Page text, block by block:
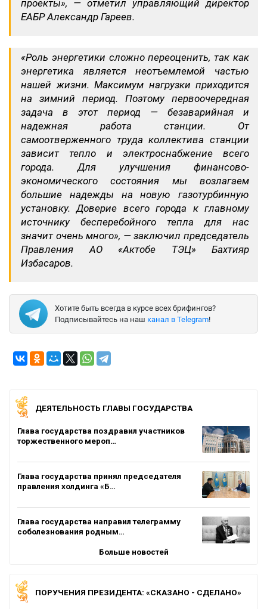
проекты», — отметил управляющий директор
ЕАБР Александр Гареев.
«Роль энергетики сложно переоценить, так как
энергетика является неотъемлемой частью
нашей жизни. Максимум нагрузки приходится
на зимний период. Поэтому первоочередная
задача в этот период — безаварийная и
надежная работа станции. От
самоотверженного труда коллектива станции
зависит тепло и электроснабжение всего
города. Для улучшения финансово-
экономического состояния мы возлагаем
большие надежды на новую газотурбинную
установку. Доверие всего города к главному
источнику бесперебойного тепла для нас
значит очень много», — заключил председатель
Правления АО «Актобе ТЭЦ» Бахтияр
Избасаров.
Хотите быть всегда в курсе всех брифингов?
Подписывайтесь на наш канал в Telegram!
ДЕЯТЕЛЬНОСТЬ ГЛАВЫ ГОСУДАРСТВА
Глава государства поздравил участников
торжественного мероп…
Глава государства принял председателя
правления холдинга «Б…
Глава государства направил телеграмму
соболезнования родным…
Больше новостей
ПОРУЧЕНИЯ ПРЕЗИДЕНТА: «СКАЗАНО - СДЕЛАНО»